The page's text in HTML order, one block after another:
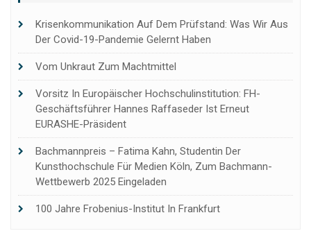
Krisenkommunikation Auf Dem Prüfstand: Was Wir Aus
Der Covid-19-Pandemie Gelernt Haben
Vom Unkraut Zum Machtmittel
Vorsitz In Europäischer Hochschulinstitution: FH-
Geschäftsführer Hannes Raffaseder Ist Erneut
EURASHE-Präsident
Bachmannpreis – Fatima Kahn, Studentin Der
Kunsthochschule Für Medien Köln, Zum Bachmann-
Wettbewerb 2025 Eingeladen
100 Jahre Frobenius-Institut In Frankfurt